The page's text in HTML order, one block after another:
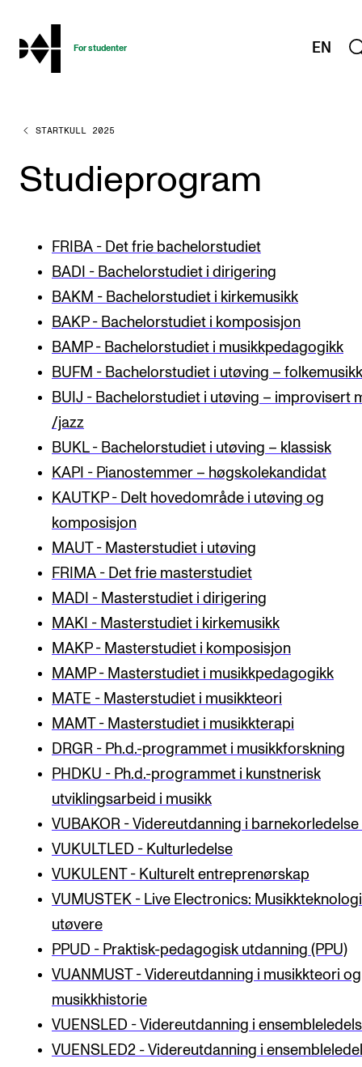
hjem
For studenter EN
STUDIENE
Eksamen, arbeidskrav og vitnemål
Studieplaner og emner
Tilrettelegging og fritak
Timeplaner og undervisning
Lover og regler
KONSERTER
Gjennomføre konserter og arrangementer
Plakat, program og markedsføring
Låne utstyr
PRAKTISK
Canvas
IT og digitale tjenester
Rom, bygg, saler og studio
Semesterregistrering
STUDENTLIV
Læringsressurser
Betalte spilleoppdrag
Utveksling og reiser
Velferd og helse
Mangfold og likestilling
AKTUELT
STARTKULL 2025
Studieprogram
FRIBA - Det frie bachelorstudiet
BADI - Bachelorstudiet i dirigering
BAKM - Bachelorstudiet i kirkemusikk
BAKP - Bachelorstudiet i komposisjon
BAMP - Bachelorstudiet i musikkpedagogikk
BUFM - Bachelorstudiet i utøving – folkemusikk
BUIJ - Bachelorstudiet i utøving – improvisert
/jazz
BUKL - Bachelorstudiet i utøving – klassisk
KAPI - Pianostemmer – høgskolekandidat
KAUTKP - Delt hovedområde i utøving og
komposisjon
MAUT - Masterstudiet i utøving
FRIMA - Det frie masterstudiet
MADI - Masterstudiet i dirigering
MAKI - Masterstudiet i kirkemusikk
MAKP - Masterstudiet i komposisjon
MAMP - Masterstudiet i musikkpedagogikk
MATE - Masterstudiet i musikkteori
MAMT - Masterstudiet i musikkterapi
DRGR - Ph.d.-programmet i musikkforskning
PHDKU - Ph.d.-programmet i kunstnerisk
utviklingsarbeid i musikk
VUBAKOR - Videreutdanning i barnekorledelse
VUKULTLED - Kulturledelse
VUKULENT - Kulturelt entreprenørskap
VUMUSTEK - Live Electronics:
utøvere
PPUD - Praktisk-pedagogisk utdanning (PPU)
VUANMUST - Videreutdanning i musikkteori og
musikkhistorie
VUENSLED - Videreutdanning i
VUENSLED2 - Videreutdanning i